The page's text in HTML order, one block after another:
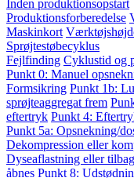
Inden produktionsopstart
Produktionsforberedelse
Maskinkort
Sprøjtestøbecyklus
Fejlfinding Cyklustid og
Punkt 0: Manuel
Formsikring Punkt 1b:
sprøjteaggregat frem
eftertryk Punkt 4:
Punkt 5a: Opsnekning/
Dekompression eller
Dyseaflastning eller
åbnes Punkt 8: